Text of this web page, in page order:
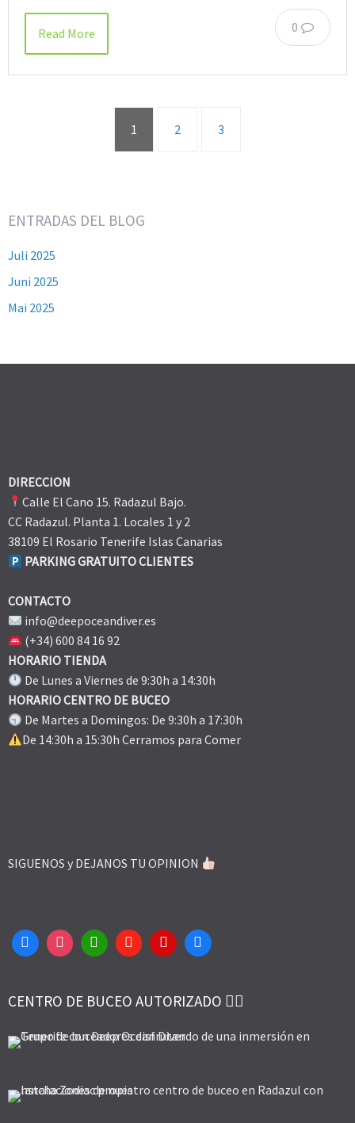
0
Read More
1 2 3
ENTRADAS DEL BLOG
Juli 2025
Juni 2025
Mai 2025
DIRECCION
Calle El Cano 15. Radazul Bajo.
CC Radazul. Planta 1. Locales 1 y 2
38109 El Rosario Tenerife Islas Canarias
PARKING GRATUITO CLIENTES
CONTACTO
info@deepoceandiver.es
(+34) 600 84 16 92
HORARIO TIENDA
De Lunes a Viernes de 9:30h a 14:30h
HORARIO CENTRO DE BUCEO
De Martes a Domingos: De 9:30h a 17:30h
De 14:30h a 15:30h Cerramos para Comer
SIGUENOS y DEJANOS TU OPINION
CENTRO DE BUCEO AUTORIZADO 👌🏻